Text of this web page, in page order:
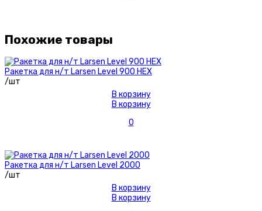
Похожие товары
Ракетка для н/т Larsen Level 900 HEX
/шт
В корзину
В корзину
0
Ракетка для н/т Larsen Level 2000
/шт
В корзину
В корзину